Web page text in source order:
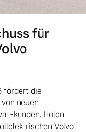
für
fördert die
neuen
kunden. Holen
Volvo